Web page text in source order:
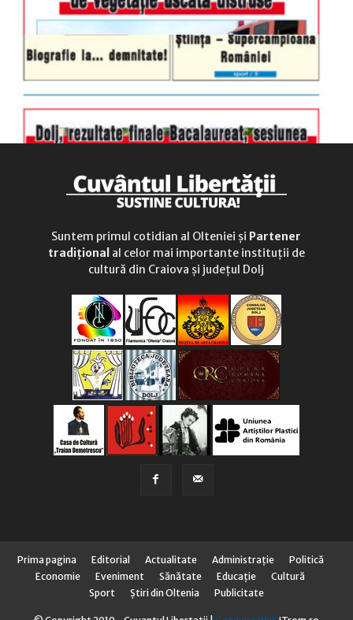
Suntem primul cotidian al Olteniei și Partener
tradițional al celor mai importante instituții de
cultură din Craiova și județul Dolj
Prima pagina Editorial Actualitate Administraţie
Politică
Economie
Eveniment Sănătate Educaţie
Cultură
Sport
Știri din Oltenia Publicitate